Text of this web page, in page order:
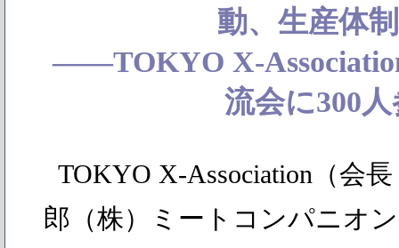
動、生産体
――TOKYO X-
流会に300
TOKYO X-Association（会
郎（株）ミートコンパニオ